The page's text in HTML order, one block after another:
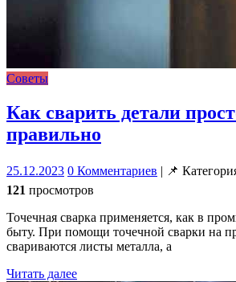
Советы
Как сварить детали
правильно
25.12.2023 0 Комментариев | 📌
121 просмотров
Точечная сварка применяется, как в
быту. При помощи точечной сварки на
свариваются листы металла, а
Читать далее